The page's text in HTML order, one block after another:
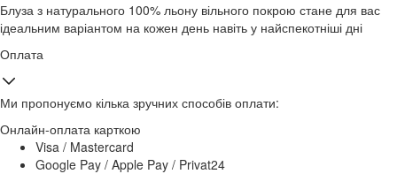
Блуза з натурального 100% льону вільного покрою стане для вас
ідеальним варіантом на кожен день навіть у найспекотніші дні
Оплата
Ми пропонуємо кілька зручних способів оплати:
Онлайн-оплата карткою
Visa / Mastercard
Google Pay / Apple Pay / Privat24